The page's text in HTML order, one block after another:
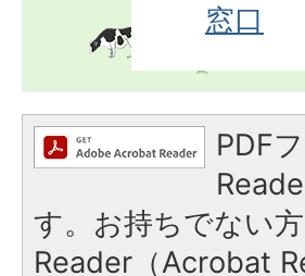
窓口
PDF
す。お持ちでない
Reader（Acrobat